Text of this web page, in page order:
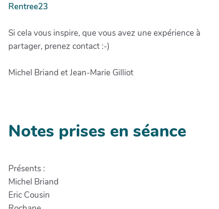
Rentree23
Si cela vous inspire, que vous avez une expérience à
partager, prenez contact :-)
Michel Briand et Jean-Marie Gilliot
Notes prises en séance
Présents :
Michel Briand
Eric Cousin